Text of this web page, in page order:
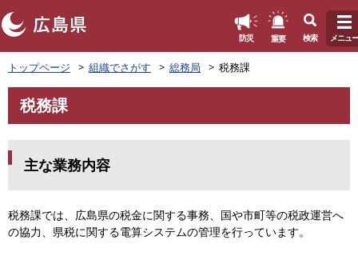
ペ
ー
ジ
先
防災 重要 検索 メニュー
トップページ 組織でさがす 総務局 税務課
文
税務課
主な業務内容
税務課では、広島県の税金に関する事務、国や市町等の税政運営へ
の協力、県税に関する電算システムの管理を行っています。